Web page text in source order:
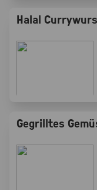
Gegrilltes